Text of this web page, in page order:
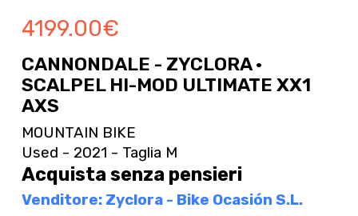
4199.00€
CANNONDALE - ZYCLORA ·
SCALPEL HI-MOD ULTIMATE XX1
AXS
MOUNTAIN BIKE
Used - 2021 - Taglia M
Acquista senza pensieri
Venditore: Zyclora - Bike Ocasión S.L.